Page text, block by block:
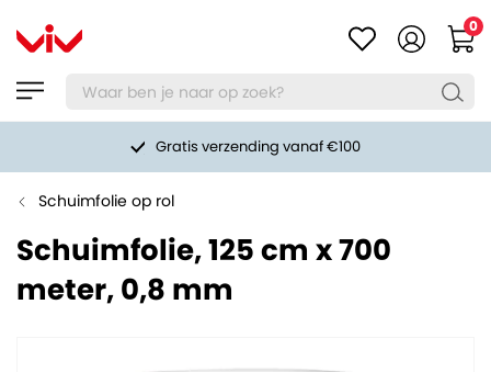
0
Gratis verzending vanaf €100
Schuimfolie op rol
Schuimfolie, 125 cm x 700
meter, 0,8 mm